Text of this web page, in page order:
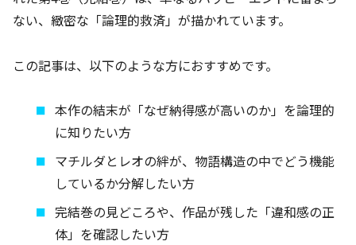
ない、緻密な「論理的救済」が描かれています。
この記事は、以下のような方におすすめです。
本作の結末が「なぜ納得感が高いのか」を論理的
に知りたい方
マチルダとレオの絆が、物語構造の中でどう機能
しているか分解したい方
完結巻の見どころや、作品が残した「違和感の正
体」を確認したい方